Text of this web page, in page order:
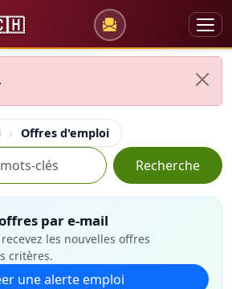
Offres d'emploi
Recherche
par e-mail
les nouvelles offres
critères.
une alerte emploi